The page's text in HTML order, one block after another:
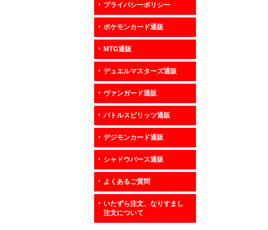
プライバシーポリシー
ポケモンカード通販
MTG通販
デュエルマスターズ通販
ヴァンガード通販
バトルスピリッツ通販
デジモンカード通販
シャドウバース通販
よくあるご質問
いたずら注文、なりすまし
注文について